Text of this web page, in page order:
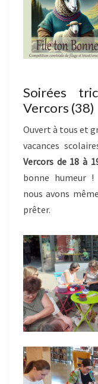
Soirées
Vercors (38)
Ouvert à tous et
vacances
Vercors de 18 à
bonne humeur !
nous avons
prêter.